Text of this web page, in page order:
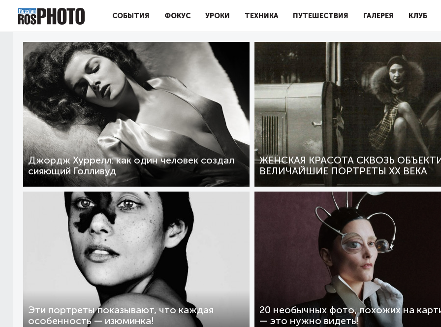
СОБЫТИЯ ФОКУС УРОКИ ТЕХНИКА ПУТЕШЕСТВИЯ ГАЛЕРЕЯ КЛУБ
Джордж Хуррелл: как один человек создал
сияющий Голливуд
ЖЕНСКАЯ КРАСОТА СКВОЗЬ
ВЕЛИЧАЙШИЕ ПОРТРЕТЫ XX ВЕКА
Эти портреты показывают, что каждая
особенность — изюминка!
20 необычных фото, похожих на
— это нужно видеть!